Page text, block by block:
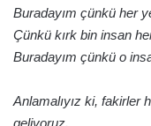
Buradayım çünkü her
Çünkü kırk bin insan
Buradayım çünkü o
Anlamalıyız ki, fakirler